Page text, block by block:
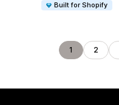
Built for Shopify
1 2